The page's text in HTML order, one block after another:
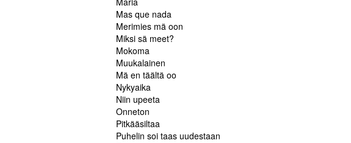
Mas que nada
Merimies mä oon
Miksi sä meet?
Mokoma
Muukalainen
Mä en täältä oo
Nykyaika
Niin upeeta
Onneton
Pitkääsiltaa
Puhelin soi taas uudestaan